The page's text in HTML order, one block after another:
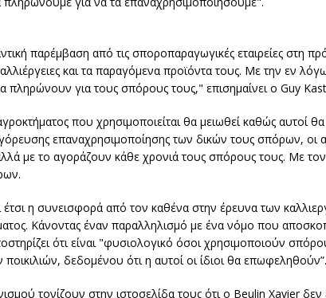
παρέμβαση από τις σποροπαραγωγικές εταιρείες στη
και τα παραγόμενα προϊόντα τους. Με την εν
για τους σπόρους τους," επισημαίνει ο Guy
που χρησιμοποιείται θα μειωθεί καθώς αυτοί θα
επαναχρησιμοποίησης των δικών τους σπόρων,
με το αγοράζουν κάθε χρονιά τους σπόρους τους. Με
έτσι η συνεισφορά από τον καθένα στην έρευνα των
Κάνοντας έναν παραλληλισμό με ένα νόμο που
ότι είναι "φυσιολογικό όσοι χρησιμοποιούν
δεδομένου ότι η αυτοί οι ίδιοι θα επωφεληθούν”.
τονίζουν στην ιστοσελίδα τους ότι ο Beulin Xavier δεν